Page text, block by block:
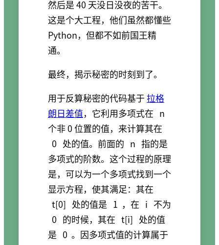
然后是 40 天没日没夜的苦干。
这是个大工程，他们虽然都懂些
Python，但都不如前国王精
通。
最终，揭示秘密的时刻到了。
用于反算秘密的代码基于拉格
朗日差值，它利用多项式在 n
个非 0 位置的值，来计算其在
0 处的值。前面的 n 指的是
多项式的阶数。这个过程的原理
是，可以为一个多项式找到一个
显示方程，使其满足：其在
t[0] 处的值是 1 ，在 i 不为
0 的时候，其在 t[i] 处的值
是 0 。因多项式值的计算属于